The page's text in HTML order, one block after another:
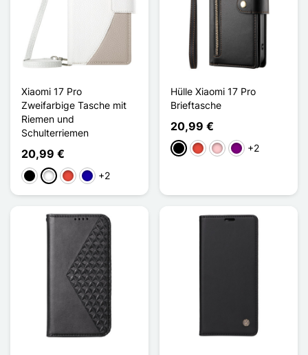
Xiaomi 17 Pro
Zweifarbige Tasche mit
Riemen und
Schulterriemen
20,99 €
Schwarz
WeißRot Dunkelblau
+2
Hülle Xiaomi 17 Pro
Brieftasche
20,99 €
Schwarz
Rot PinkViolett
+2